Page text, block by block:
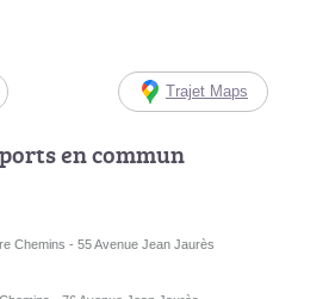
Trajet Maps
en commun
Chemins - 55 Avenue Jean Jaurès